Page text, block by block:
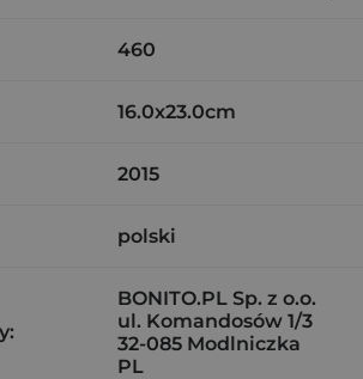
460
16.0x23.0cm
2015
polski
BONITO.PL Sp. z o.o.
ul. Komandosów 1/3
32-085 Modlniczka
PL